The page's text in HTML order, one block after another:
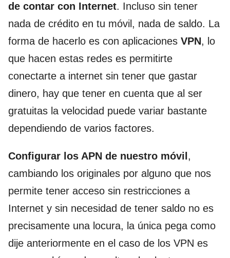
de contar con Internet. Incluso sin tener
nada de crédito en tu móvil, nada de saldo. La
forma de hacerlo es con aplicaciones VPN, lo
que hacen estas redes es permitirte
conectarte a internet sin tener que gastar
dinero, hay que tener en cuenta que al ser
gratuitas la velocidad puede variar bastante
dependiendo de varios factores.
Configurar los APN de nuestro móvil ,
cambiando los originales por alguno que nos
permite tener acceso sin restricciones a
Internet y sin necesidad de tener saldo no es
precisamente una locura, la única pega como
dije anteriormente en el caso de los VPN es